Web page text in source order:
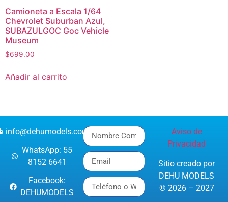
Camioneta a Escala 1/64
Chevrolet Suburban Azul,
SUBAZULGOC Goc Vehicle
Museum
$699.00
Añadir al carrito
info@dehumodels.com
WhatsApp: 55
8152 6641
Facebook:
DEHUMODELS
Aviso de
Privacidad
Sitio creado por
DEHU MODELS
® 2026 – 2027